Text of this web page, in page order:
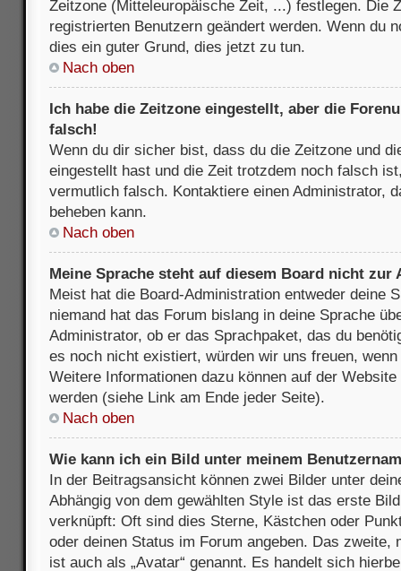
Zeitzone (Mitteleuropäische Zeit, ...) festlegen. Die
registrierten Benutzern geändert werden. Wenn du
dies ein guter Grund, dies jetzt zu tun.
Nach oben
Ich habe die Zeitzone eingestellt, aber die
falsch!
Wenn du dir sicher bist, dass du die Zeitzone und
eingestellt hast und die Zeit trotzdem noch falsch
vermutlich falsch. Kontaktiere einen Administrator,
beheben kann.
Nach oben
Meine Sprache steht auf diesem Board nicht zur
Meist hat die Board-Administration entweder deine
niemand hat das Forum bislang in deine Sprache
Administrator, ob er das Sprachpaket, das du
es noch nicht existiert, würden wir uns freuen,
Weitere Informationen dazu können auf der
werden (siehe Link am Ende jeder Seite).
Nach oben
Wie kann ich ein Bild unter meinem
In der Beitragsansicht können zwei Bilder unter
Abhängig von dem gewählten Style ist das erste
verknüpft: Oft sind dies Sterne, Kästchen oder
oder deinen Status im Forum angeben. Das zweite,
ist auch als „Avatar“ genannt. Es handelt sich